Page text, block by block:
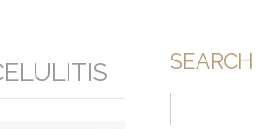
SEARCH